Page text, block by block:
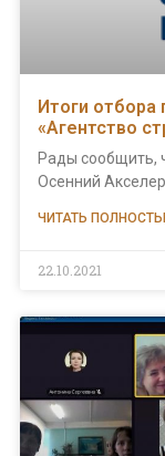
Итоги отбора
«Агентство
Рады сообщить,
Осенний
ЧИТАТЬ
22.10.2021